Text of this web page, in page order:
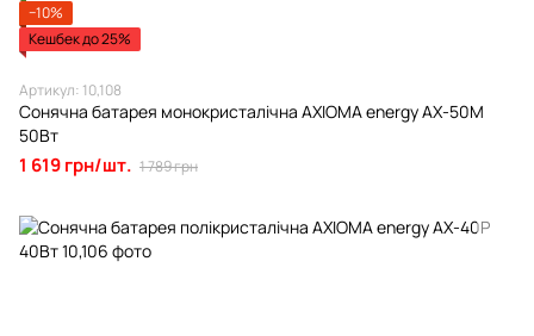
−10%
Кешбек до 25%
Артикул: 10,108
Сонячна батарея монокристалічна AXIOMA energy AX-50M
50Вт
1 619 грн/шт. 1 789 грн